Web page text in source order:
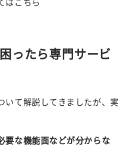
ったら専門サービ
いて解説してきましたが、実
要な機能面などが分からな